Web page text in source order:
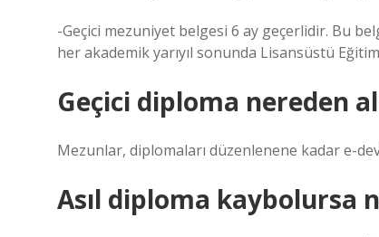
-Geçici mezuniyet belgesi 6 ay geçerlidir. Bu
her akademik yarıyıl sonunda Lisansüstü
Geçici diploma nereden
Mezunlar, diplomaları düzenlenene kadar e-
Asıl diploma kaybolursa